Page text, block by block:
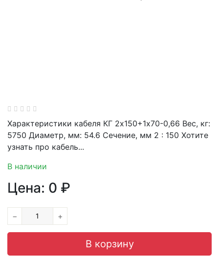
Характеристики кабеля КГ 2х150+1х70-0,66 Вес, кг:
5750 Диаметр, мм: 54.6 Сечение, мм 2 : 150 Хотите
узнать про кабель...
В наличии
Цена: 0 ₽
− +